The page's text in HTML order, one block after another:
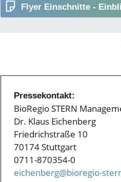
Flyer Einschnitte -
Pressekontakt:
BioRegio STERN
Dr. Klaus Eichenberg
Friedrichstraße 10
70174 Stuttgart
0711-870354-0
eichenberg@bioregio-